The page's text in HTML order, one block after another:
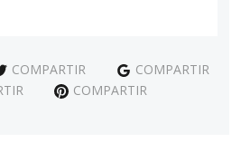
COMPARTIR
COMPARTIR
COMPARTIR